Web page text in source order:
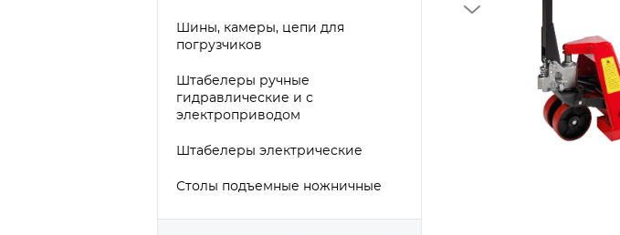
Шины, камеры, цепи для
погрузчиков
Штабелеры ручные
гидравлические и с
электроприводом
Штабелеры электрические
Столы подъемные ножничные